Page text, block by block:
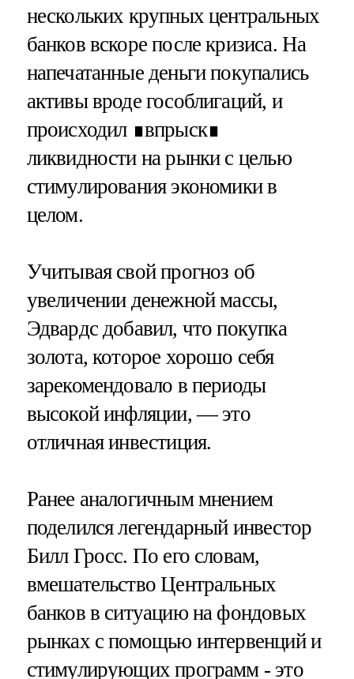
нескольких крупных центральных
банков вскоре после кризиса. На
напечатанные деньги покупались
активы вроде гособлигаций, и
происходил ∎впрыск∎
ликвидности на рынки с целью
стимулирования экономики в
целом.
Учитывая свой прогноз об
увеличении денежной массы,
Эдвардс добавил, что покупка
золота, которое хорошо себя
зарекомендовало в периоды
высокой инфляции, — это
отличная инвестиция.
Ранее аналогичным мнением
поделился легендарный инвестор
Билл Гросс. По его словам,
вмешательство Центральных
банков в ситуацию на фондовых
рынках с помощью интервенций и
стимулирующих программ - это